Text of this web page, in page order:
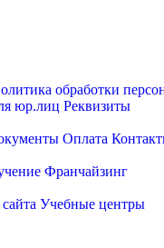
обработки
юр.лиц Реквизиты
Оплата
Франчайзинг
Учебные центры